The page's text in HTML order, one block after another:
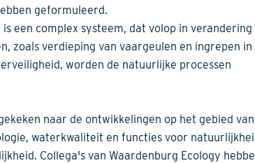
geformuleerd.
een complex systeem, dat volop in verandering
zoals verdieping van vaargeulen en ingrepen in
worden de natuurlijke processen
naar de ontwikkelingen op het gebied van
waterkwaliteit en functies voor
Collega's van Waardenburg Ecology